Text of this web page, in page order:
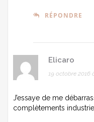
RÉPONDRE
Elicaro
19 octobre 2016
J’essaye de me
complètements